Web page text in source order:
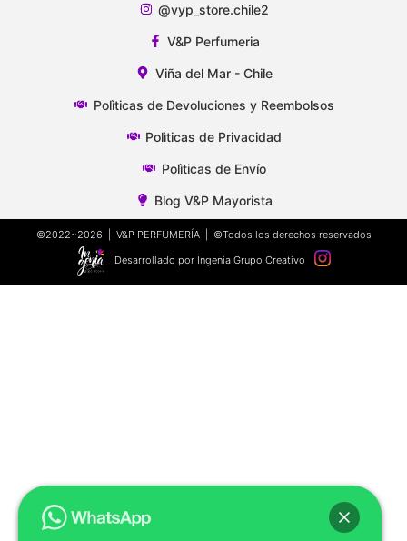
@vyp_store.chile2
V&P Perfumeria
Viña del Mar - Chile
Polìticas de Devoluciones y Reembolsos
Polìticas de Privacidad
Polìticas de Envío
Blog V&P Mayorista
©2022~2026 | V&P PERFUMERÍA | ©Todos los derechos reservados
Desarrollado por Ingenia Grupo Creativo